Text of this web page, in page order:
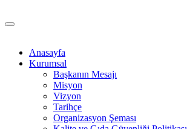
Anasayfa
Kurumsal
Başkanın Mesajı
Misyon
Vizyon
Tarihçe
Organizasyon Şeması